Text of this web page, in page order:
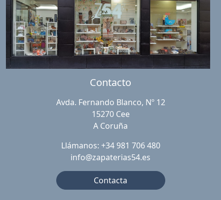
Contacto
Avda. Fernando Blanco, Nº 12
15270 Cee
A Coruña
Llámanos: +34 981 706 480
info@zapaterias54.es
Contacta